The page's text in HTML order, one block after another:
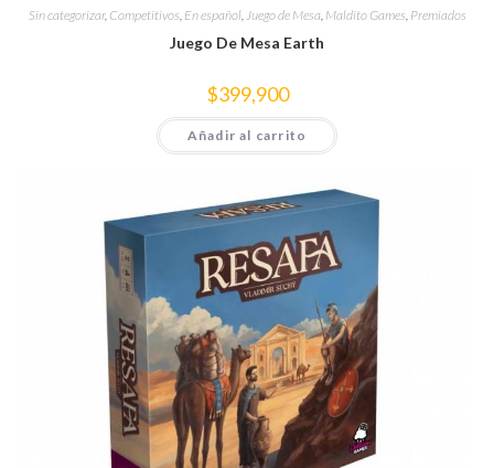
Sin categorizar, Competitivos, En español,Juego de Mesa, Maldito Games, Premiados
Juego De Mesa Earth
$399,900
Añadir al carrito